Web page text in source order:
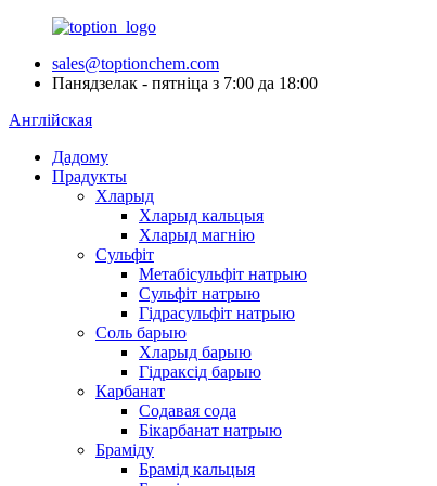
sales@toptionchem.com
Панядзелак - пятніца з 7:00 да 18:00
Англійская
Дадому
Прадукты
Хларыд
Хларыд кальцыя
Хларыд магнію
Сульфіт
Метабісульфіт натрыю
Сульфіт натрыю
Гідрасульфіт натрыю
Соль барыю
Хларыд барыю
Гідраксід барыю
Карбанат
Содавая сода
Бікарбанат натрыю
Браміду
Брамід кальцыя